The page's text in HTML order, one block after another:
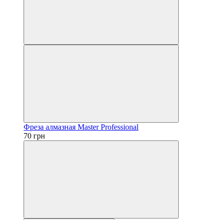
Фреза алмазная Master Professional
70 грн